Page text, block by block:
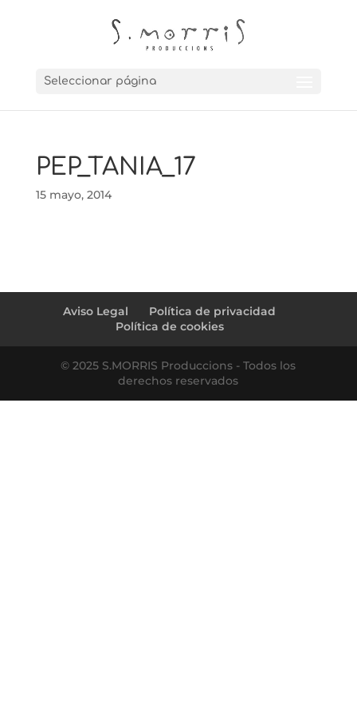
Seleccionar página
PEP_TANIA_17
15 mayo, 2014
Aviso Legal
Política de privacidad
Política de cookies
© 2025 S.MORRIS Produccions - Todos los
derechos reservados